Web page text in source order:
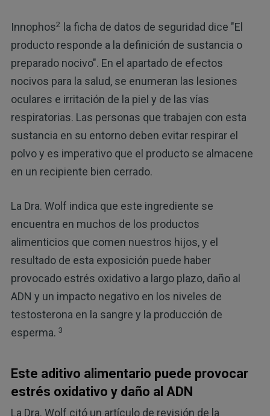
Innophos2
la ficha de datos de seguridad dice "El
producto responde a la definición de sustancia o
preparado nocivo". En el apartado de efectos
nocivos para la salud, se enumeran las lesiones
oculares e irritación de la piel y de las vías
respiratorias. Las personas que trabajen con esta
sustancia en su entorno deben evitar respirar el
polvo y es imperativo que el producto se almacene
en un recipiente bien cerrado.
La Dra. Wolf indica que este ingrediente se
encuentra en muchos de los productos
alimenticios que comen nuestros hijos, y el
resultado de esta exposición puede haber
provocado estrés oxidativo a largo plazo, daño al
ADN y un impacto negativo en los niveles de
testosterona en la sangre y la producción de
esperma. 3
Este aditivo alimentario puede provocar
estrés oxidativo y daño al ADN
La Dra. Wolf citó un artículo de revisión de la